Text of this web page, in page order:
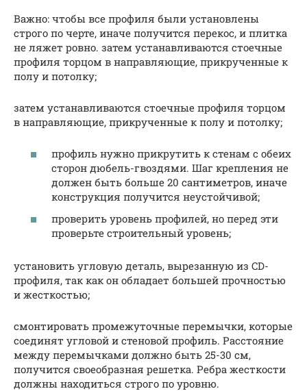
Важно: чтобы все профиля были установлены
строго по черте, иначе получится перекос, и плитка
не ляжет ровно. затем устанавливаются стоечные
профиля торцом в направляющие, прикрученные к
полу и потолку;
затем устанавливаются стоечные профиля торцом
в направляющие, прикрученные к полу и потолку;
профиль нужно прикрутить к стенам с обеих
сторон дюбель-гвоздями. Шаг крепления не
должен быть больше 20 сантиметров, иначе
конструкция получится неустойчивой;
проверить уровень профилей, но перед эти
проверьте строительный уровень;
установить угловую деталь, вырезанную из CD-
профиля, так как он обладает большей прочностью
и жесткостью;
смонтировать промежуточные перемычки, которые
соединят угловой и стеновой профиль. Расстояние
между перемычками должно быть 25-30 см,
получится своеобразная решетка. Ребра жесткости
должны находиться строго по уровню.